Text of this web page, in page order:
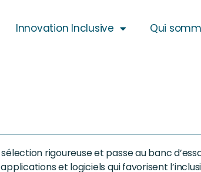
Innovation Inclusive Qui
rigoureuse et passe au banc
et logiciels qui favorisent